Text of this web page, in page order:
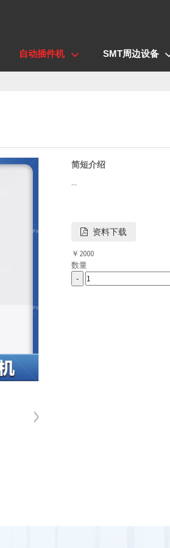
自动插件机 SMT周边设备
简短介绍
...
资料下载
￥ 2000
数量
-